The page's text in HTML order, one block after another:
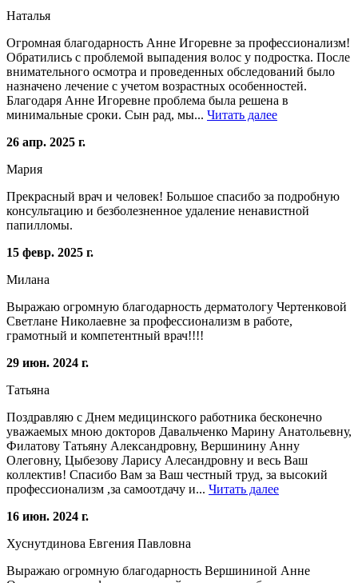
Наталья
Огромная благодарность Анне Игоревне за профессионализм!
Обратились с проблемой выпадения волос у подростка. После
внимательного осмотра и проведенных обследований было
назначено лечение с учетом возрастных особенностей.
Благодаря Анне Игоревне проблема была решена в
минимальные сроки. Сын рад, мы... Читать далее
26 апр. 2025 г.
Мария
Прекрасный врач и человек! Большое спасибо за подробную
консультацию и безболезненное удаление ненавистной
папилломы.
15 февр. 2025 г.
Милана
Выражаю огромную благодарность дерматологу Чертенковой
Светлане Николаевне за профессионализм в работе,
грамотный и компетентный врач!!!!
29 июн. 2024 г.
Татьяна
Поздравляю с Днем медицинского работника бесконечно
уважаемых мною докторов Давальченко Марину Анатольевну,
Филатову Татьяну Александровну, Вершинину Анну
Олеговну, Цыбезову Ларису Алесандровну и весь Ваш
коллектив! Спасибо Вам за Ваш честный труд, за высокий
профессионализм ,за самоотдачу и... Читать далее
16 июн. 2024 г.
Хуснутдинова Евгения Павловна
Выражаю огромную благодарность Вершининой Анне